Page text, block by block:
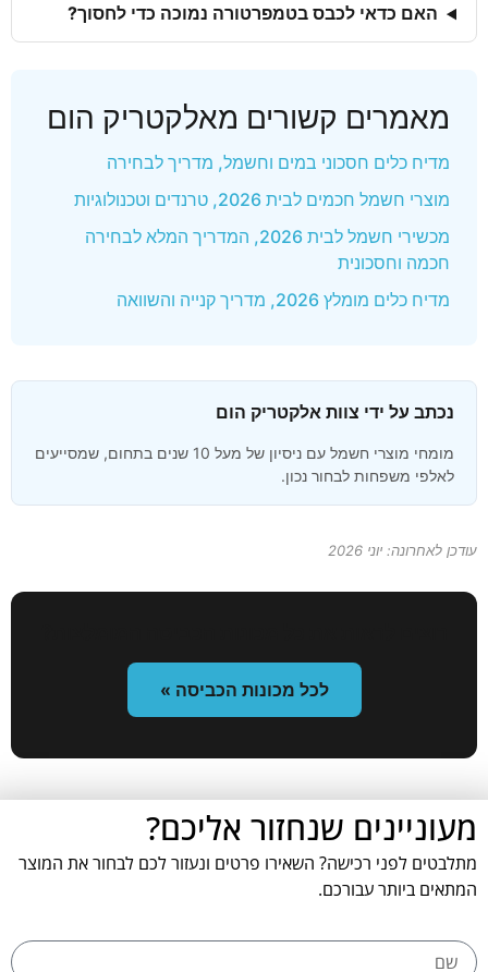
האם כדאי לכבס בטמפרטורה נמוכה כדי לחסוך?
מאמרים קשורים מאלקטריק הום
מדיח כלים חסכוני במים וחשמל, מדריך לבחירה
מוצרי חשמל חכמים לבית 2026, טרנדים וטכנולוגיות
מכשירי חשמל לבית 2026, המדריך המלא לבחירה
חכמה וחסכונית
מדיח כלים מומלץ 2026, מדריך קנייה והשוואה
נכתב על ידי צוות אלקטריק הום
מומחי מוצרי חשמל עם ניסיון של מעל 10 שנים בתחום, שמסייעים
לאלפי משפחות לבחור נכון.
עודכן לאחרונה: יוני 2026
לכל מכונות הכביסה »
מעוניינים שנחזור אליכם?
מתלבטים לפני רכישה? השאירו פרטים ונעזור לכם לבחור את המוצר
המתאים ביותר עבורכם.